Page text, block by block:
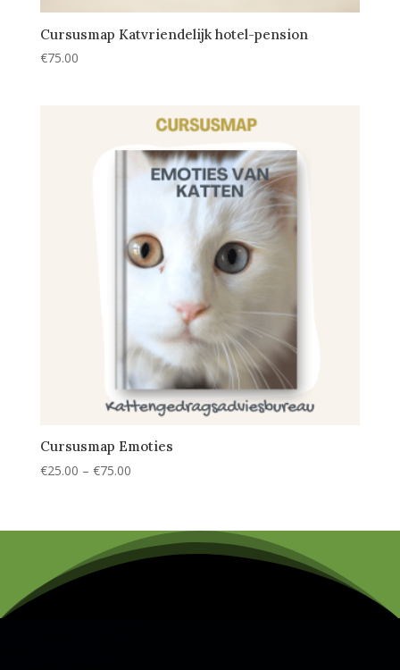
Cursusmap Katvriendelijk hotel-pension
€75.00
Cursusmap Emoties
€25.00 – €75.00Prijsklasse:
€75.00